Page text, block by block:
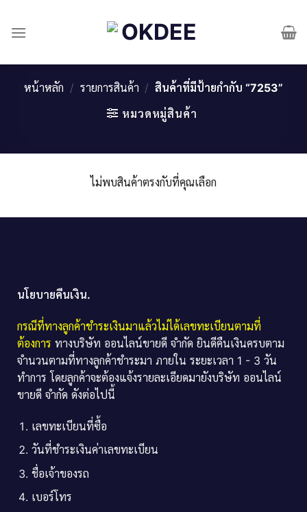
content
หน้าหลัก / รายการสินค้า / สินค้าที่มีป้ายกำกับ “7253”
หมวดหมู่สินค้า
ไม่พบสินค้าตรงกับที่คุณเลือก
นโยบายคืนเงิน.
กรณีที่ทางลูกค้าชำระเงินมาแล้วไม่ได้เลขทะเบียนตามที่
ต้องการ ทางบริษัท ออนไลน์ขายดี จำกัด ยินดีคืนเงินครบตาม
จำนวนตามที่ทางลูกค้าชำระมา ภายใน ระยะเวลา 1 - 3 วัน
ทำการ โดยลูกค้าจะต้องแจ้งรายละเอียดมายังบริษัท ออนไลน์
ขายดี จำกัด ดังต่อไปนี้
เลขทะเบียนที่ซื้อ
วันที่ชำระเงินค่าเลขทะเบียน
ชื่อเจ้าของรถ
เบอร์โทร